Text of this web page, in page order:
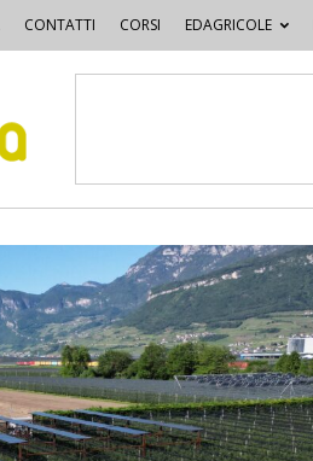
CONTATTI CORSI EDAGRICOLE